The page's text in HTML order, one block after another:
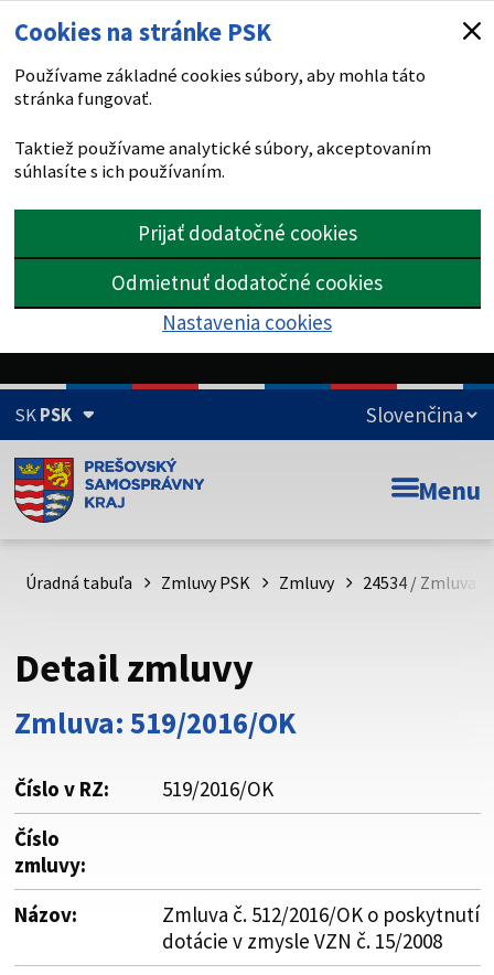
Cookies na stránke PSK
Používame základné cookies súbory, aby mohla táto
stránka fungovať.
Taktiež používame analytické súbory, akceptovaním
súhlasíte s ich používaním.
Prijať dodatočné cookies
Odmietnuť dodatočné cookies
Nastavenia cookies
SKPSK
Doména psk.sk je oficiálna
Toto je oficiálna webová stránka Prešovského
psk.sk.
Buďte pozorní a vždy sa uistite, že zdieľate informácie iba
cez zabezpečenú webovú stránku. Zabezpečená stránka
vždy začína https:// pred názvom domény webového sídla.
Menu
Úradná tabuľa Zmluvy PSK Zmluvy 24534 / Zmluva
Detail zmluvy
Zmluva: 519/2016/OK
Číslo v RZ:
519/2016/OK
Číslo
zmluvy:
Názov:
Zmluva č. 512/2016/OK o poskytnutí
dotácie v zmysle VZN č. 15/2008